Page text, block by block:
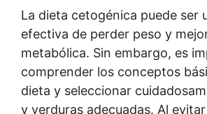
La dieta cetogénica puede ser
efectiva de perder peso y
metabólica. Sin embargo, es
comprender los conceptos
dieta y seleccionar
y verduras adecuadas. Al